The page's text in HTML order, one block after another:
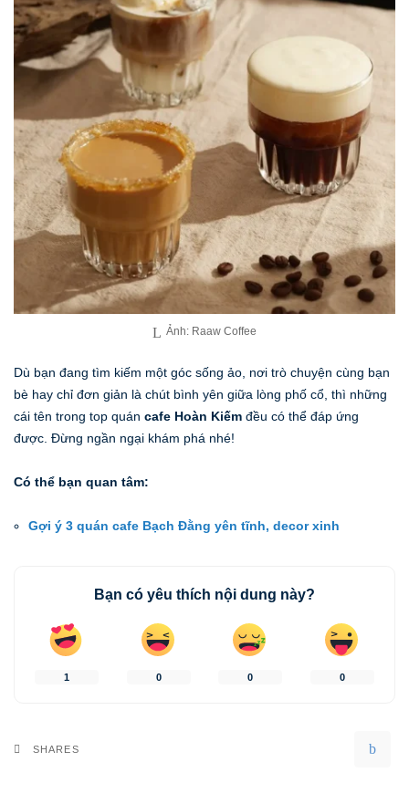
Ảnh: Raaw Coffee
Dù bạn đang tìm kiếm một góc sống ảo, nơi trò chuyện cùng bạn
bè hay chỉ đơn giản là chút bình yên giữa lòng phố cổ, thì những
cái tên trong top quán cafe Hoàn Kiếm đều có thể đáp ứng
được. Đừng ngần ngại khám phá nhé!
Có thể bạn quan tâm:
Gợi ý 3 quán cafe Bạch Đằng yên tĩnh, decor xinh
Bạn có yêu thích nội dung này?
1 0 0 0
SHARES